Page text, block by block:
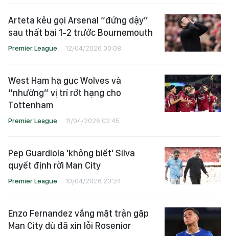
Arteta kêu gọi Arsenal “đứng dậy”
sau thất bại 1-2 trước Bournemouth
Premier League 12/04/2026 00:08
West Ham hạ gục Wolves và
“nhường” vị trí rớt hạng cho
Tottenham
Premier League 11/04/2026 02:45
Pep Guardiola 'không biết' Silva
quyết định rời Man City
Premier League 10/04/2026 23:24
Enzo Fernandez vắng mặt trận gặp
Man City dù đã xin lỗi Rosenior